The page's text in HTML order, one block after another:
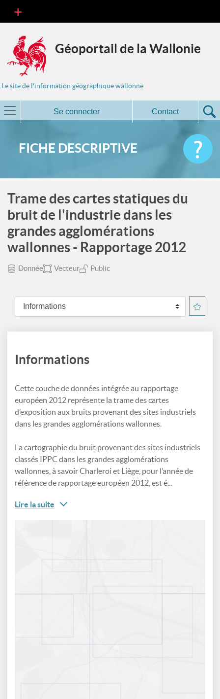
Géoportail de la Wallonie
Le site de l'information géographique wallonne
Se connecter Contact
FICHE DESCRIPTIVE
Trame des cartes statiques du
bruit de l'industrie dans les
grandes agglomérations
wallonnes - Rapportage 2012
Donnée Vecteur Public
Informations
Cette couche de données intégrée au rapportage
européen 2012 représente la trame des cartes
d’exposition aux bruits provenant des sites industriels
dans les grandes agglomérations wallonnes.
La cartographie du bruit provenant des sites industriels
classés IPPC dans les grandes agglomérations
wallonnes, à savoir Charleroi et Liège, pour l’année de
référence de rapportage européen 2012, est é...
Lire la suite